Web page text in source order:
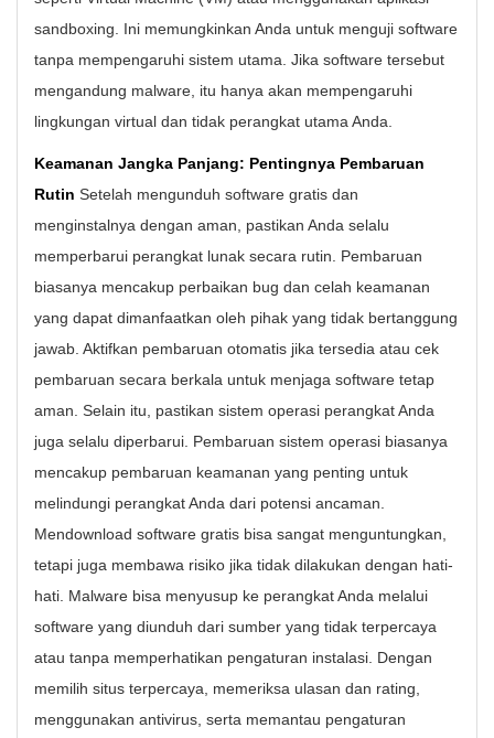
sandboxing. Ini memungkinkan Anda untuk menguji software
tanpa mempengaruhi sistem utama. Jika software tersebut
mengandung malware, itu hanya akan mempengaruhi
lingkungan virtual dan tidak perangkat utama Anda.
Keamanan Jangka Panjang: Pentingnya Pembaruan
Rutin Setelah mengunduh software gratis dan
menginstalnya dengan aman, pastikan Anda selalu
memperbarui perangkat lunak secara rutin. Pembaruan
biasanya mencakup perbaikan bug dan celah keamanan
yang dapat dimanfaatkan oleh pihak yang tidak bertanggung
jawab. Aktifkan pembaruan otomatis jika tersedia atau cek
pembaruan secara berkala untuk menjaga software tetap
aman. Selain itu, pastikan sistem operasi perangkat Anda
juga selalu diperbarui. Pembaruan sistem operasi biasanya
mencakup pembaruan keamanan yang penting untuk
melindungi perangkat Anda dari potensi ancaman.
Mendownload software gratis bisa sangat menguntungkan,
tetapi juga membawa risiko jika tidak dilakukan dengan hati-
hati. Malware bisa menyusup ke perangkat Anda melalui
software yang diunduh dari sumber yang tidak terpercaya
atau tanpa memperhatikan pengaturan instalasi. Dengan
memilih situs terpercaya, memeriksa ulasan dan rating,
menggunakan antivirus, serta memantau pengaturan